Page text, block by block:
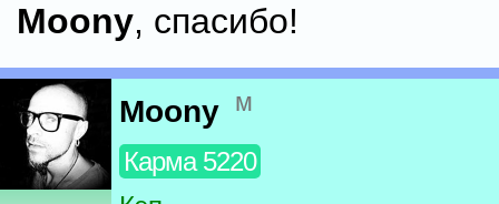
Moony, спасибо!
Moony м
Карма 5220